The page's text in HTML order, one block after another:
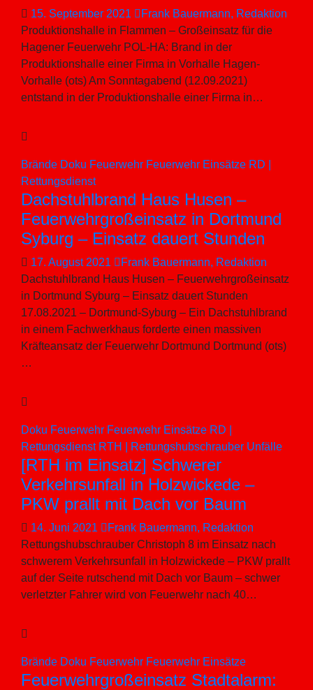
15. September 2021
Frank Bauermann, Redaktion
Produktionshalle in Flammen – Großeinsatz für die
Hagener Feuerwehr POL-HA: Brand in der
Produktionshalle einer Firma in Vorhalle Hagen-
Vorhalle (ots) Am Sonntagabend (12.09.2021)
entstand in der Produktionshalle einer Firma in…
Brände Doku Feuerwehr Feuerwehr Einsätze RD |
Rettungsdienst
Dachstuhlbrand Haus Husen –
Feuerwehrgroßeinsatz in Dortmund
Syburg – Einsatz dauert Stunden
17. August 2021
Frank Bauermann, Redaktion
Dachstuhlbrand Haus Husen – Feuerwehrgroßeinsatz
in Dortmund Syburg – Einsatz dauert Stunden
17.08.2021 – Dortmund-Syburg – Ein Dachstuhlbrand
in einem Fachwerkhaus forderte einen massiven
Kräfteansatz der Feuerwehr Dortmund Dortmund (ots)
…
Doku Feuerwehr Feuerwehr Einsätze RD |
Rettungsdienst RTH | Rettungshubschrauber Unfälle
[RTH im Einsatz] Schwerer
Verkehrsunfall in Holzwickede –
PKW prallt mit Dach vor Baum
14. Juni 2021
Frank Bauermann, Redaktion
Rettungshubschrauber Christoph 8 im Einsatz nach
schwerem Verkehrsunfall in Holzwickede – PKW prallt
auf der Seite rutschend mit Dach vor Baum – schwer
verletzter Fahrer wird von Feuerwehr nach 40…
Brände Doku Feuerwehr Feuerwehr Einsätze
Feuerwehrgroßeinsatz Stadtalarm: